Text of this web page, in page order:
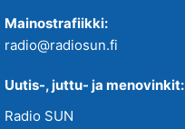
Mainostrafiikki:
radio@radiosun.fi
Uutis-, juttu- ja menovinkit:
Radio SUN